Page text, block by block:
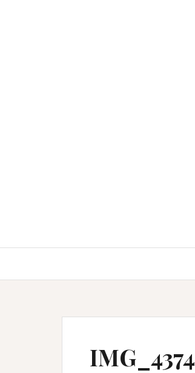
IMG_4374